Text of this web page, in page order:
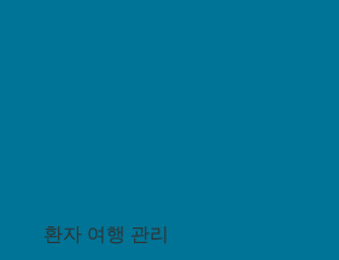
환자 여행 관리